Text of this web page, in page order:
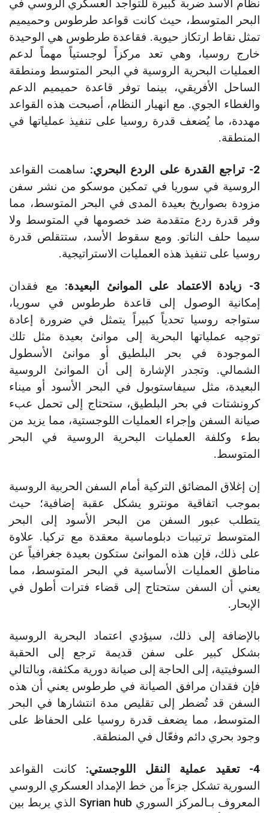
نظام الأسد ضربة كبيرة للتواجد العسكري الروسي في
البحر المتوسط، حيث كانت قواعد طرطوس وحميميم
تمثل نقاط ارتكاز حيوية. فقاعدة طرطوس هي الوحيدة
خارج روسيا، وهي تعد مركزاً لوجستياً مهماً لدعم
العمليات البحرية الروسية في البحر المتوسط ومنطقة
الساحل الأفريقي، بينما توفر قاعدة حميميم الدعم
والغطاء الجوي. مع انهيار النظام، أصبحت هذه القواعد
مهددة، ما يُضعف قدرة روسيا على تنفيذ عملياتها في
المنطقة.
2- تراجع القدرة على الردع البحري:
ساهمت القواعد
الروسية في سوريا في تمكين موسكو من نشر سفن
مزودة بصواريخ بعيدة المدى في البحر المتوسط، مما
وفر قدرة ردع متقدمة ضد خصومها في المتوسط ولا
سيما حلف الناتو. ومع سقوط الأسد، ستتقلص قدرة
روسيا على تنفيذ هذه العمليات الاستراتيجية.
3- زيادة الاعتماد على الموانئ البعيدة:
مع فقدان
إمكانية الوصول إلى قاعدة طرطوس في سوريا،
ستواجه روسيا تحدياً كبيراً يتمثل في ضرورة إعادة
توجيه عملياتها البحرية إلى موانئ بعيدة مثل تلك
الموجودة في بحر البلطيق أو موانئ الأسطول
الشمالي. وتجدر الإشارة إلى أن الموانئ الروسية
البعيدة، مثل سيفاستوبول في البحر الأسود أو ميناء
كرونشتات في بحر البلطيق، ستحتاج إلى تحمل عبء
صيانة السفن وإجراء العمليات اللوجستية، مما يزيد من
بطء وكلفة العمليات البحرية الروسية في البحر
المتوسط.
إن إغلاق المضائق التركية أمام السفن الحربية الروسية
بموجب اتفاقية مونترو يشكل عقبة إضافية؛ حيث
يتطلب عبور السفن من البحر الأسود إلى البحر
المتوسط ترتيبات دبلوماسية معقدة مع تركيا. علاوة
على ذلك، فإن هذه الموانئ ستكون بعيدة جغرافياً عن
مناطق العمليات الأساسية في البحر المتوسط، مما
يعني أن السفن ستحتاج إلى قضاء فترات أطول في
الإبحار.
بالإضافة إلى ذلك، سيؤدي اعتماد البحرية الروسية
بشكل كبير على سفن قديمة ترجع إلى الحقبة
السوفيتية، إلى الحاجة إلى صيانة دورية مكثفة، وبالتالي
فإن فقدان مرافق الصيانة في طرطوس يعني أن هذه
السفن قد تُضطر إلى تقليص مدة انتشارها في البحر
المتوسط، مما يضعف قدرة روسيا على الحفاظ على
وجود بحري دائم وفعّال في المنطقة.
4- تعقيد عملية النقل اللوجستي:
كانت القواعد
السورية تشكل جزءاً من خط الإمداد العسكري الروسي
المعروف بـالمركز السوري Syrian hub الذي يربط بين